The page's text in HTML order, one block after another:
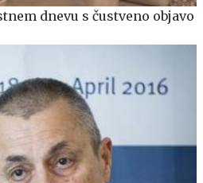
dnevu s čustveno objavo